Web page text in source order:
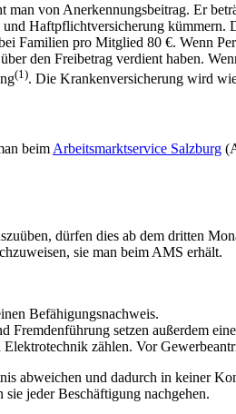
von Anerkennungsbeitrag. Er
Haftpflichtversicherung kümmern.
Familien pro Mitglied 80 €. Wenn
den Freibetrag verdient haben.
(1). Die Krankenversicherung wird
beimArbeitsmarktservice Salzburg
dürfen dies ab dem dritten
sie man beim AMS erhält.
Befähigungsnachweis.
setzen außerdem
zählen. Vor
abweichen und dadurch in keiner
jeder Beschäftigung nachgehen.